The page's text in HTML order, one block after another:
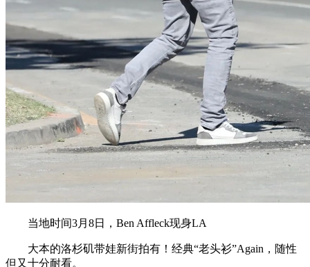
当地时间3月8日，Ben Affleck现身LA
大本的洛杉矶带娃新街拍有！经典“老头衫”Again，随性
但又十分耐看。